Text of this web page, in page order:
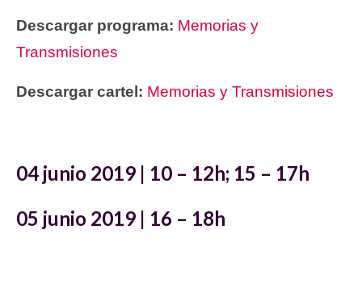
Descargar programa: Memorias y
Transmisiones
Descargar cartel: Memorias y Transmisiones
04 junio 2019 | 10 – 12h; 15 – 17h
05 junio 2019 | 16 – 18h